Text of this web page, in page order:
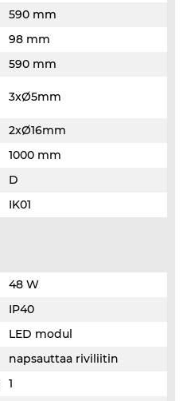
590 mm
98 mm
590 mm
3xØ5mm
2xØ16mm
1000 mm
D
IK01
48 W
IP40
LED modul
napsauttaa riviliitin
1